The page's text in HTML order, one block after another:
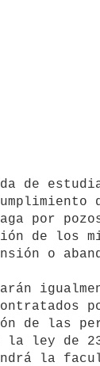
de los
o
la ley de
la